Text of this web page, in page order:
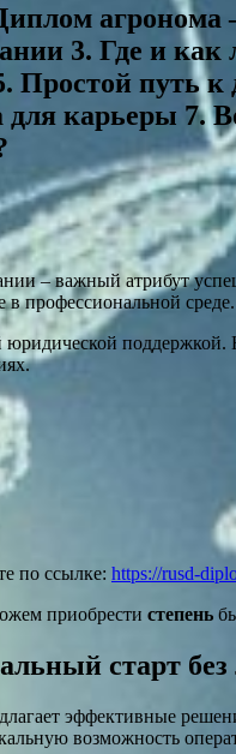
3. Где и
Простой путь
карьеры 7.
– важный атрибут
в профессиональной среде.
юридической поддержкой.
по ссылке: https://rusd-
приобрести степень
старт
эффективные
возможность